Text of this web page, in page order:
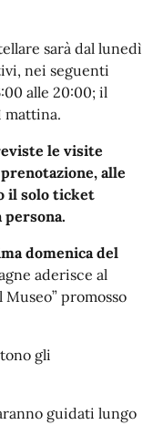
sarà dal lunedì
nei seguenti
alle 20:00; il
mattina.
le visite
alle
il solo ticket
persona.
domenica del
aderisce al
promosso
gli
guidati lungo